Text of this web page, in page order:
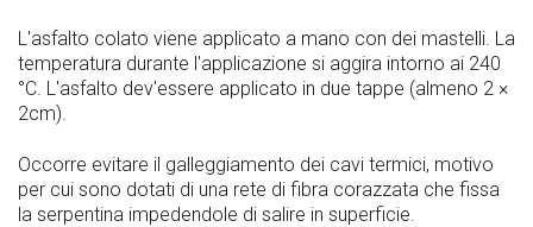
L'asfalto colato viene applicato a mano con dei mastelli. La
temperatura durante l'applicazione si aggira intorno ai 240
°C. L'asfalto dev'essere applicato in due tappe (almeno 2 ×
2cm).
Occorre evitare il galleggiamento dei cavi termici, motivo
per cui sono dotati di una rete di fibra corazzata che fissa
la serpentina impedendole di salire in superficie.